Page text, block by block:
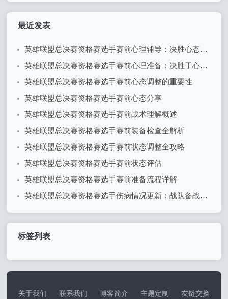
最近发表
英雄联盟总决赛资格赛选手赛前心理辅导：决胜心态的关键
英雄联盟总决赛资格赛选手赛前心理准备：决胜于心态之间
英雄联盟总决赛资格赛选手赛前心态调整的重要性
英雄联盟总决赛资格赛选手赛前心态分享
英雄联盟总决赛资格赛选手赛前战术理解概述
英雄联盟总决赛资格赛选手赛前装备检查全解析
英雄联盟总决赛资格赛选手赛前状态调整全攻略
英雄联盟总决赛资格赛选手赛前状态评估
英雄联盟总决赛资格赛选手赛前准备流程详解
英雄联盟总决赛资格赛选手伤病情况更新：战队备战面临挑战
标签列表
关于我们 联系我们 博客简介 主题定制 友链交换